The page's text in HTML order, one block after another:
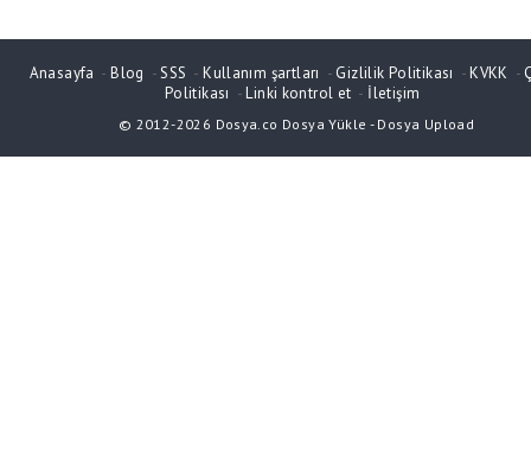
Anasayfa -Blog -SSS -Kullanım şartları - Gizlilik Politikası -KVKK -
Politikası -Linki kontrol et - İletişim
© 2012-2026 Dosya.co Dosya Yükle - Dosya Upload